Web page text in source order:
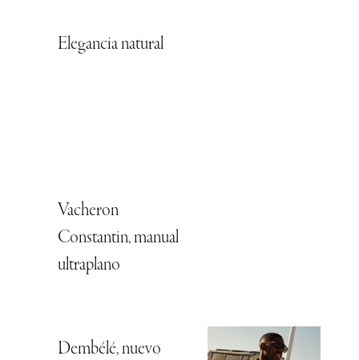
Elegancia natural
Vacheron
Constantin, manual
ultraplano
Dembélé, nuevo